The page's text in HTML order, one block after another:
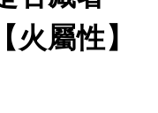
屬性】